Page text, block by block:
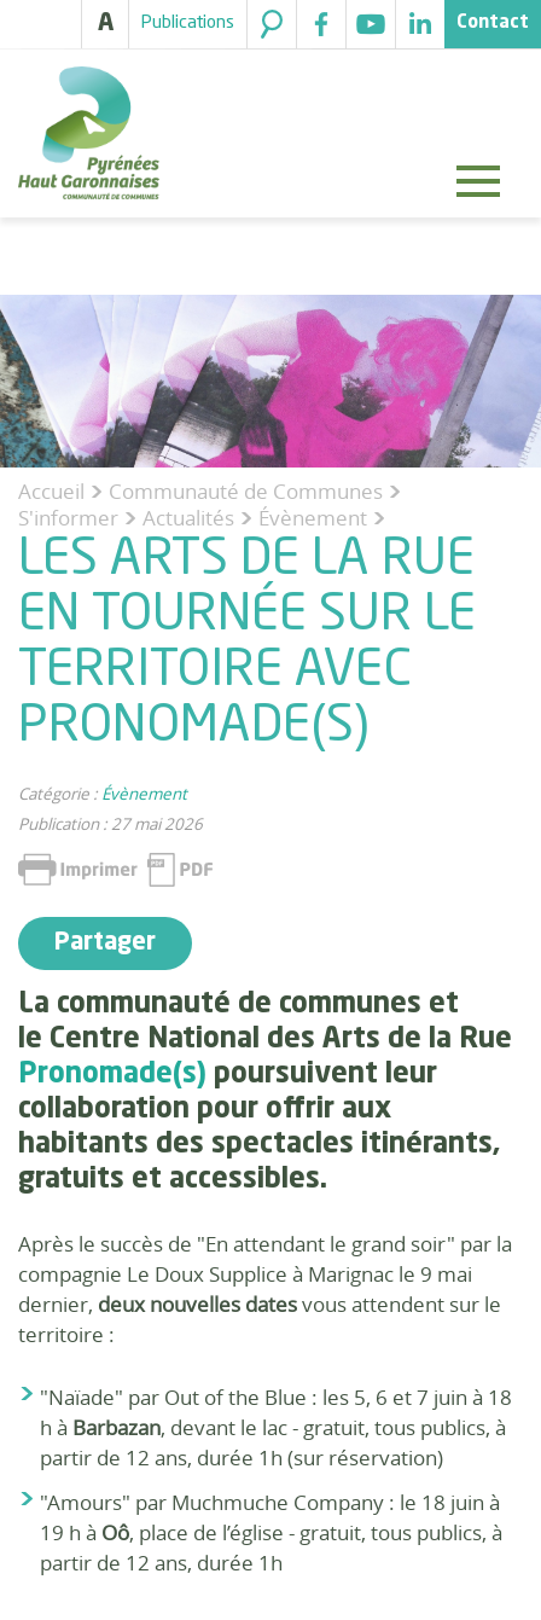
A Publications Contact
Accueil > Communauté de Communes >
S'informer > Actualités > Évènement
LES ARTS DE LA RUE
EN TOURNÉE SUR LE
TERRITOIRE AVEC
PRONOMADE(S)
Catégorie : Évènement
Publication : 27 mai 2026
Partager
La communauté de communes et
le Centre National des Arts de la Rue
Pronomade(s) poursuivent leur
collaboration pour offrir aux
habitants des spectacles itinérants,
gratuits et accessibles.
Après le succès de "En attendant le grand soir" par la
compagnie Le Doux Supplice à Marignac le 9 mai
dernier, deux nouvelles datesvous attendent sur le
territoire :
"Naïade" par Out of the Blue : les 5, 6 et 7 juin à 18
h à Barbazan, devant le lac - gratuit, tous publics, à
partir de 12 ans, durée 1h (sur réservation)
"Amours" par Muchmuche Company : le 18 juin à
19 h à Oô, place de l’église - gratuit, tous publics, à
partir de 12 ans, durée 1h